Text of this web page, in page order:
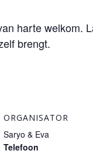
harte welkom.
brengt.
ORGANISATOR
Saryo & Eva
Telefoon